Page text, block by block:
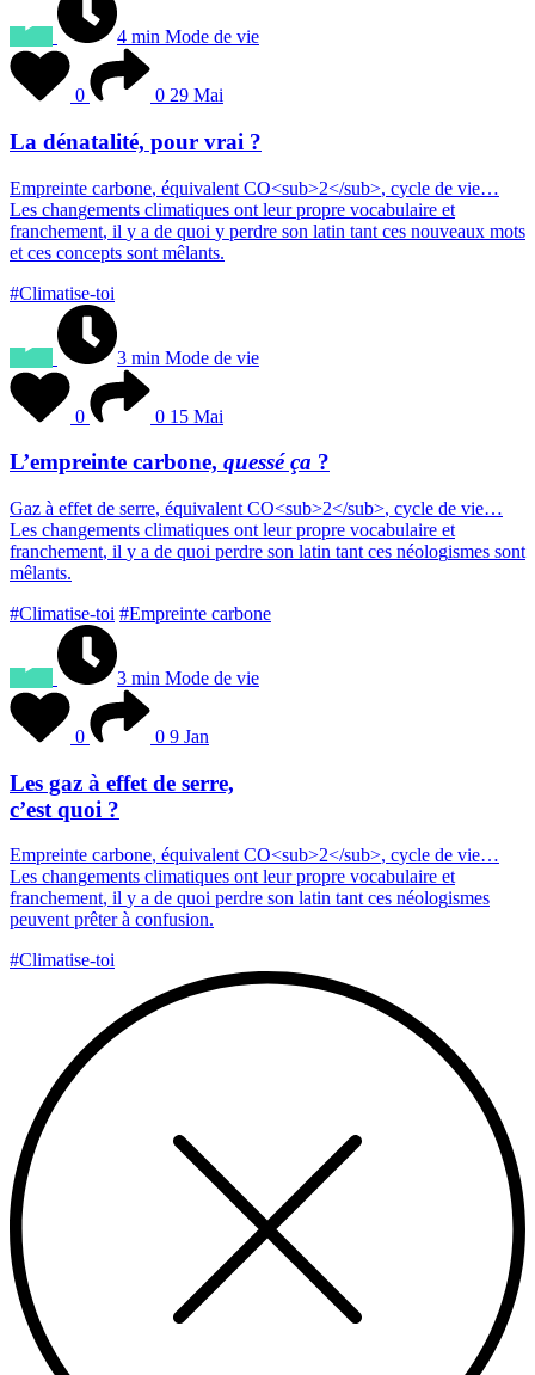
4 min Mode de vie
0 0 29 Mai
La dénatalité, pour vrai ?
Empreinte carbone, équivalent CO<sub>2</sub>, cycle de vie…
Les changements climatiques ont leur propre vocabulaire et
franchement, il y a de quoi y perdre son latin tant ces nouveaux mots
et ces concepts sont mêlants.
#Climatise-toi
3 min Mode de vie
0 0 15 Mai
L’empreinte carbone, quessé ça ?
Gaz à effet de serre, équivalent CO<sub>2</sub>, cycle de vie…
Les changements climatiques ont leur propre vocabulaire et
franchement, il y a de quoi perdre son latin tant ces néologismes sont
mêlants.
#Climatise-toi #Empreinte carbone
3 min Mode de vie
0 0 9 Jan
Les gaz à effet de serre,
c’est quoi ?
Empreinte carbone, équivalent CO<sub>2</sub>, cycle de vie…
Les changements climatiques ont leur propre vocabulaire et
franchement, il y a de quoi perdre son latin tant ces néologismes
peuvent prêter à confusion.
#Climatise-toi